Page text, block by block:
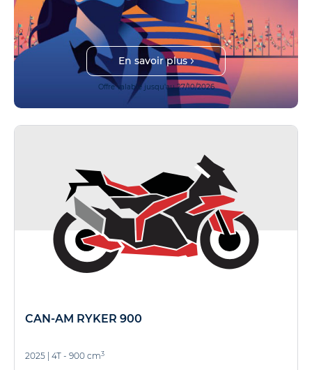
En savoir plus
Offre valable jusqu'au 27/10/2026
CAN-AM RYKER 900
2025 4T - 900 cm3